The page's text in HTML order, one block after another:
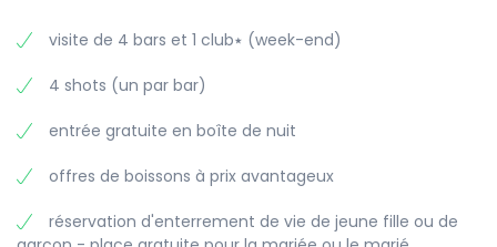
Votre visite privée des bars de Turin (Torino) comprend :
le déroulement parfait de la nuit)
Format de groupe privé – vos personnes uniquement,
Un itinéraire fluide pour que l’élan ne retombe jamais
Prix et taille minimale du groupe
Simple et transparent :
visite de 4 bars et 1 club٭ (week-end)
4 shots (un par bar)
entrée gratuite en boîte de nuit
offres de boissons à prix avantageux
réservation d'enterrement de vie de jeune fille ou de